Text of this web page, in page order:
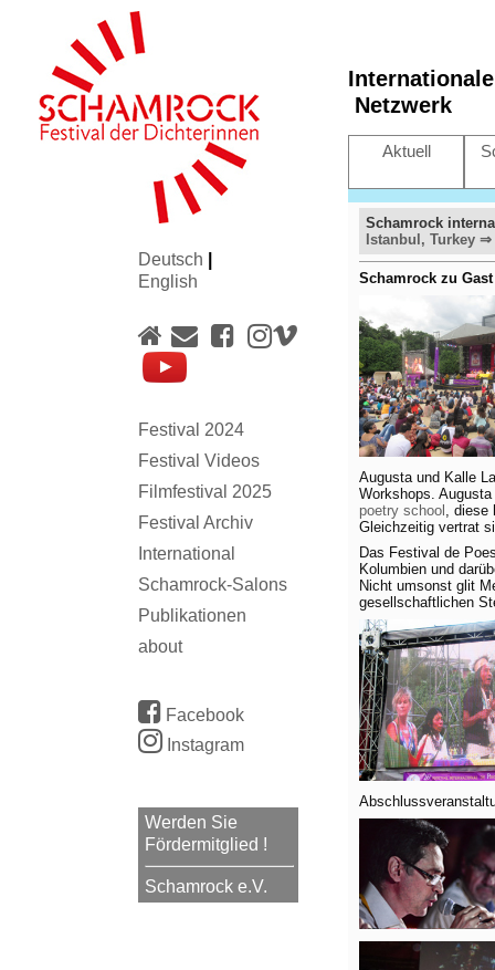
Deutsch
English
Festival 2024
Festival Videos
Filmfestival 2025
Festival Archiv
International
Schamrock-Salons
Publikationen
about
Facebook
Instagram
Werden Sie
Fördermitglied !
Schamrock e.V.
Netzwerk
Aktuell
Schamrock
Istanbul, Turkey ⇒
Schamrock zu Gast
Augusta und Kalle
Workshops.
poetry school ,
Gleichzeitig vertrat
Das Festival de
Kolumbien und
Nicht umsonst glit
gesellschaftlichen